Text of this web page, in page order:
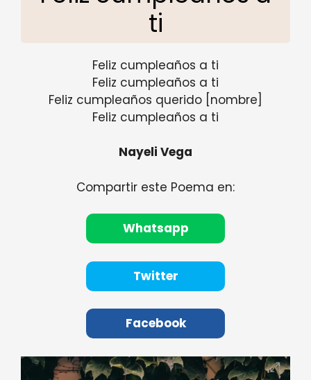
ti
Feliz cumpleaños a ti
Feliz cumpleaños a ti
Feliz cumpleaños querido [nombre]
Feliz cumpleaños a ti
Nayeli Vega
Compartir este Poema en:
Whatsapp
Twitter
Facebook